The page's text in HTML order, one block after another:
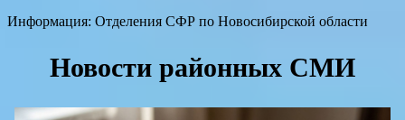
Информация: Отделения СФР по Новосибирской области